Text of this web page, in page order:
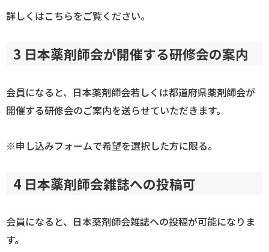
詳しくはこちらをご覧ください。
3 日本薬剤師会が開催する研修会の案内
会員になると、日本薬剤師会若しくは都道府県薬剤師会が
開催する研修会のご案内を送らせていただきます。
※申し込みフォームで希望を選択した方に限る。
4 日本薬剤師会雑誌への投稿可
会員になると、日本薬剤師会雑誌への投稿が可能になりま
す。